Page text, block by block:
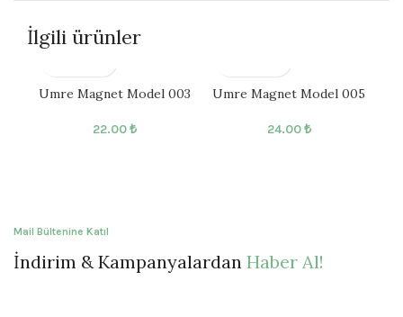
İlgili ürünler
Umre Magnet Model 003
22.00₺
Umre Magnet Model 005
24.00₺
Mail Bültenine Katıl
İndirim & KampanyalardanHaber Al!